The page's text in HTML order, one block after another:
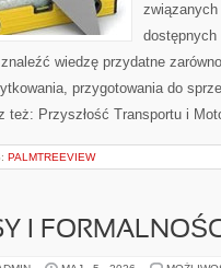
wiedzę przydatne
przygotowania do
też: Przyszłość Transportu i
PALMTREEVIEW
I